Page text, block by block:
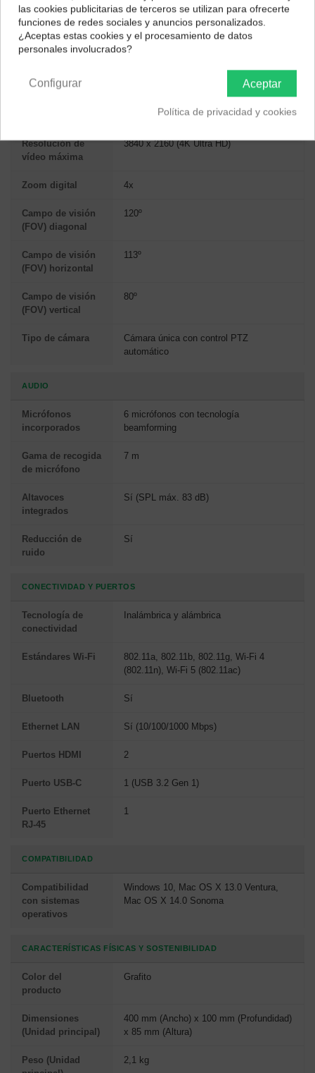
Fácil Instalación:Su diseño "todo en uno" y el soporte
multifunción incluido facilitan una configuración rápida y
sencilla en cualquier espacio.
ESPECIFICACIONES TÉCNICAS
Resolución de
vídeo máxima
3840 x 2160 (4K Ultra HD)
Zoom digital 4x
Campo de visión
(FOV) diagonal
120º
Campo de visión
(FOV) horizontal
113º
Campo de visión
(FOV) vertical
80º
Tipo de cámara
Cámara única con control PTZ
automático
AUDIO
Micrófonos
incorporados
6 micrófonos con tecnología
beamforming
Gama de recogida
de micrófono
7 m
Altavoces
integrados
Sí (SPL máx. 83 dB)
Reducción de
ruido
Sí
CONECTIVIDAD Y PUERTOS
Tecnología de
conectividad
Inalámbrica y alámbrica
Estándares Wi-Fi
802.11a, 802.11b, 802.11g, Wi-Fi 4
(802.11n), Wi-Fi 5 (802.11ac)
Bluetooth Sí
Ethernet LAN Sí (10/100/1000 Mbps)
Puertos HDMI 2
Puerto USB-C 1 (USB 3.2 Gen 1)
Puerto Ethernet
RJ-45
1
COMPATIBILIDAD
Compatibilidad
con sistemas
operativos
Windows 10, Mac OS X 13.0 Ventura,
Mac OS X 14.0 Sonoma
CARACTERÍSTICAS FÍSICAS Y SOSTENIBILIDAD
Color del
producto
Grafito
Dimensiones
(Unidad principal)
400 mm (Ancho) x 100 mm (Profundidad)
x 85 mm (Altura)
Peso (Unidad
2,1 kg
Selecciona tu ubicación para mostrarte los precios e
impuestos correctos para tu región.
las cookies publicitarias de terceros se utilizan para ofrecerte
funciones de redes sociales y anuncios personalizados.
¿Aceptas estas cookies y el procesamiento de datos
personales involucrados?
Aceptar
Configurar
Política de privacidad y cookies